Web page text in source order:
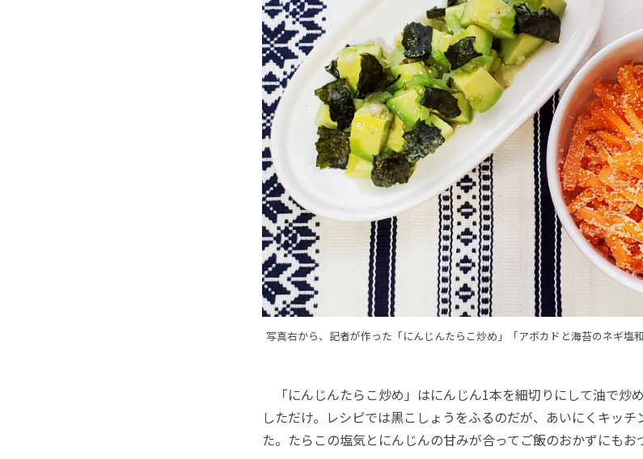
写真右から、記者が作った「にんじんたらこ炒め」「アボカドと海苔のネギ塩
「にんじんたらこ炒め」はにんじん1本を細切りにして油で炒
しただけ。レシピでは黒こしょうをふるのだが、あいにくキッ
た。たらこの塩気とにんじんの甘みが合ってご飯のおかずにもお